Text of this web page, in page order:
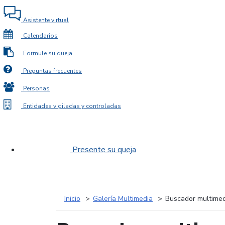
Asistente virtual
Calendarios
Formule su queja
Preguntas frecuentes
Personas
Entidades vigiladas y controladas
Presente su queja
Inicio Galería Multimedia Buscador